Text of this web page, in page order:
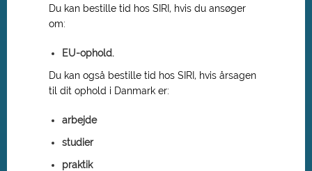
Du kan bestille tid hos SIRI, hvis du ansøger
om:
EU-ophold.
Du kan også bestille tid hos SIRI, hvis årsagen
til dit ophold i Danmark er:
arbejde
studier
praktik